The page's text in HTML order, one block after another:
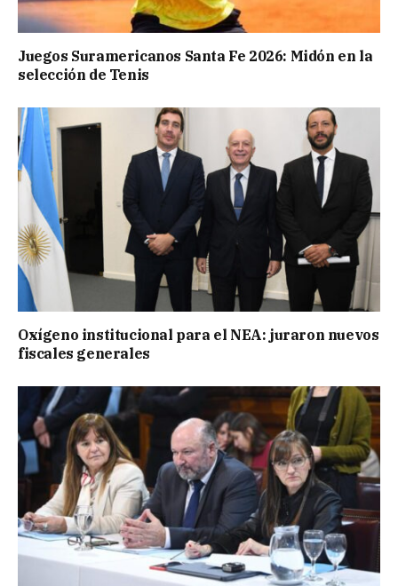
Juegos Suramericanos Santa Fe 2026: Midón en la
selección de Tenis
Oxígeno institucional para el NEA: juraron nuevos
fiscales generales